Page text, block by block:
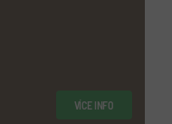
VÍCE INFO